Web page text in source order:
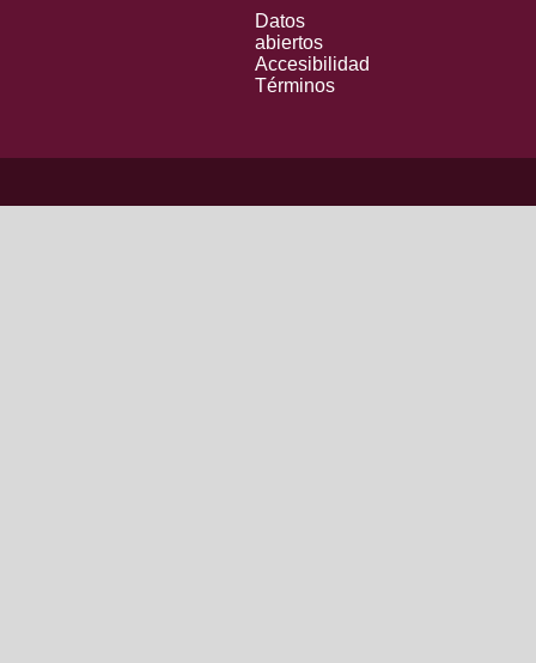
Datos
abiertos
Accesibilidad
Términos